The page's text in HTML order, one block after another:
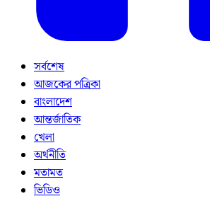
সর্বশেষ
আজকের পত্রিকা
বাংলাদেশ
আন্তর্জাতিক
খেলা
অর্থনীতি
মতামত
ভিডিও